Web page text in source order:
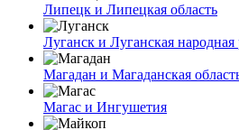
Липецк и Липецкая область
Луганск и Луганская народная
Магадан и Магаданская
Магас и Ингушетия